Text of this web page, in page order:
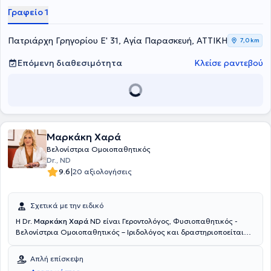
νευρολογική και μυοσκελετική αποκατάσταση, καθώς και στις
αθλητικές κακώσεις.
Γραφείο 1
Πατριάρχη Γρηγορίου Ε' 31, Αγία Παρασκευή, ΑΤΤΙΚΗ 7,0 km
Επόμενη διαθεσιμότητα Κλείσε ραντεβού
Μαρκάκη Χαρά
Βελονίστρια Ομοιοπαθητικός
Dr., ND
9.6|20 αξιολογήσεις
Σχετικά με την ειδικό
Η Dr. Μαρκάκη Χαρά ND είναι Γεροντολόγος, Φυσιοπαθητικός -
Βελονίστρια Ομοιοπαθητικός – Ιριδολόγος και δραστηριοποείται
University of America) με ειδίκευση στην Αντιγήρανση και την
εξισορρόπηση ορμονικών διαταραχών, Φυσιοπαθητική – Κυτταρική
Απλή επίσκεψη